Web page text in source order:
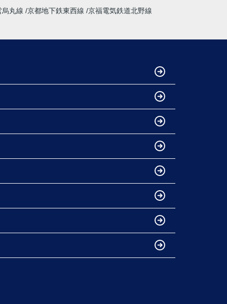
烏丸線 京都地下鉄東西線 京福電気鉄道北野線